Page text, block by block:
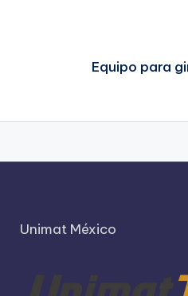
Equipo para
Unimat México